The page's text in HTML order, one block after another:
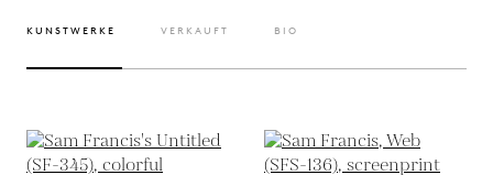
KUNSTWERKE VERKAUFT BIO